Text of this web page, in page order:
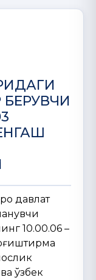
давлат
10.00.06 –
ўзбек